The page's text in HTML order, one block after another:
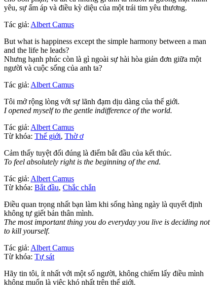
yêu, sự ấm áp và điều kỳ diệu của một trái tim yêu thương.
Tác giả: Albert Camus
But what is happiness except the simple harmony between a man
and the life he leads?
Nhưng hạnh phúc còn là gì ngoài sự hài hòa giản đơn giữa một
người và cuộc sống của anh ta?
Tác giả: Albert Camus
Tôi mở rộng lòng với sự lãnh đạm dịu dàng của thế giới.
I opened myself to the gentle indifference of the world.
Tác giả: Albert Camus
Từ khóa: Thế giới, Thờ ơ
Cảm thấy tuyệt đối đúng là điểm bắt đầu của kết thúc.
To feel absolutely right is the beginning of the end.
Tác giả: Albert Camus
Từ khóa: Bắt đầu, Chắc chắn
Điều quan trọng nhất bạn làm khi sống hàng ngày là quyết định
không tự giết bản thân mình.
The most important thing you do everyday you live is deciding not
to kill yourself.
Tác giả: Albert Camus
Từ khóa: Tự sát
Hãy tin tôi, ít nhất với một số người, không chiếm lấy điều mình
không muốn là việc khó nhất trên thế giới.